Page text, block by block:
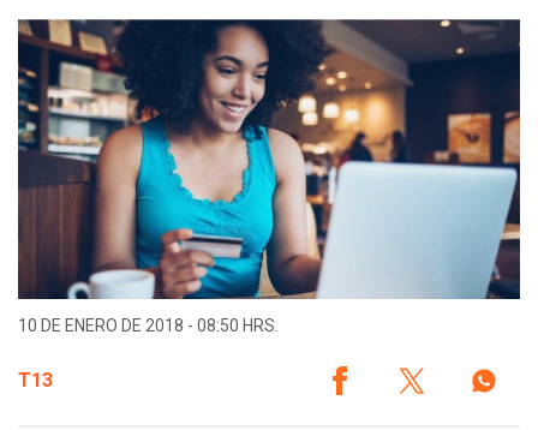
10 DE ENERO DE 2018 - 08:50 HRS.
T13